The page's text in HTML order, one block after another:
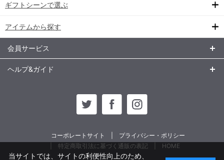
ギフトシーンで選ぶ
アイテムから探す
会員サービス
ヘルプ&ガイド
コーポレートサイト
プライバシー・ポリシー
特定商取引法に基づく通販の表記
HOME
当サイトでは、サイトの利便性向上のため、